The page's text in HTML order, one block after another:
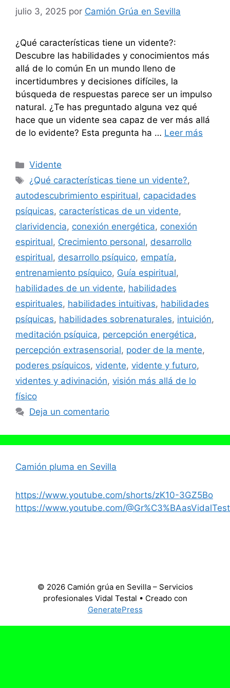
julio 3, 2025 por Camión Grúa en Sevilla
¿Qué características tiene un vidente?:
Descubre las habilidades y conocimientos más
allá de lo común En un mundo lleno de
incertidumbres y decisiones difíciles, la
búsqueda de respuestas parece ser un impulso
natural. ¿Te has preguntado alguna vez qué
hace que un vidente sea capaz de ver más allá
de lo evidente? Esta pregunta ha … Leer más
Categorías
Vidente
Etiquetas
¿Qué características tiene un vidente?,
autodescubrimiento espiritual, capacidades
psíquicas, características de un vidente,
clarividencia, conexión energética, conexión
espiritual, Crecimiento personal, desarrollo
espiritual, desarrollo psíquico, empatía,
entrenamiento psíquico, Guía espiritual,
habilidades de un vidente, habilidades
espirituales, habilidades intuitivas, habilidades
psíquicas, habilidades sobrenaturales, intuición,
meditación psíquica, percepción energética,
percepción extrasensorial, poder de la mente,
poderes psíquicos, vidente, vidente y futuro,
videntes y adivinación, visión más allá de lo
físico
Deja un comentario
Camión pluma en Sevilla
https://www.youtube.com/shorts/zK10-3GZ5Bo
https://www.youtube.com/
© 2026 Camión grúa en Sevilla – Servicios
profesionales Vidal Testal • Creado con
GeneratePress